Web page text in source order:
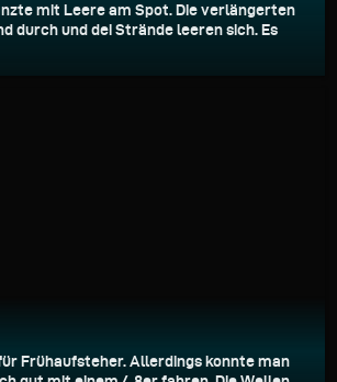
mit Leere am Spot. Die verlängerten
durch und dei Strände leeren sich. Es
Frühaufsteher. Allerdings konnte man